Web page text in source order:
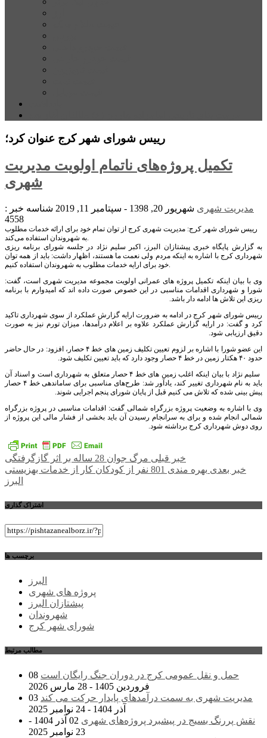
رییس شورای شهر کرج عنوان کرد؛
تکمیل پروژه‌های ناتمام اولویت مدیریت
شهری
مدیریت شهری شهریور 20, 1398 - سپتامبر 11, 2019
شناسه خبر :
4558
رییس شورای شهر کرج: مدیریت شهری کرج از توان تمام خود برای ارائه خدمات مطلوب
به شهروندان استفاده می‌کند.
به گزارش پایگاه خبری پیشتازان البرز، اکبر سلیم نژاد در جلسه شورای برنامه ریزی
شهرداری کرج با اشاره به اینکه مردم ولی نعمت ما هستند، اظهار داشت: باید از همه توان
خود برای ارایه خدمات مطلوب به شهروندان استفاده کنیم.
وی با بیان اینکه تکمیل پروژه های عمرانی اولویت مجموعه مدیریت شهری است، گفت:
شورا و شهرداری اقدامات مناسبی در این خصوص صورت داده اند که امیدوارم با برنامه
ریزی این تلاش ها ادامه دار باشد.
رییس شورای شهر کرج در ادامه به ضرورت ارایه گزارش عملکرد از سوی شهرداری تاکید
کرد و گفت: در ارایه گزارش عملکرد علاوه بر اعلام درآمدها، میزان تورم نیز به صورت
دقیق ارزیابی شود.
این عضو شورا با اشاره بر لزوم تعیین تکلیف زمین های خط ۴ حصار، افزود: در حال حاضر
حدود ۴۰ هکتار زمین در خط ۴ حصار وجود دارد که باید تعیین تکلیف شود.
سلیم نژاد با بیان اینکه اغلب زمین های خط ۴ حصار متعلق به شهرداری است و اسناد آن
باید به نام شهرداری تغییر کند، یادآور شد: طرح‌های مناسبی برای ساماندهی خط ۴ حصار
پیش بینی شده که تلاش می کنیم قبل از پایان شورای پنجم اجرایی شوند.
وی با اشاره به وضعیت پروژه بزرگراه شمالی گفت: اقدامات مناسبی در پروژه بزرگراه
شمالی انجام شده و برای به سرانجام رسیدن آن باید بخشی از فشار مالی این پروژه از
روی دوش شهرداری کرج برداشته شود.
راهبری
نوشته
خبر قبلی مرگ جوان 28 ساله بر اثر گازگرفتگی
خبر بعدی
بهره مندی 801 نفر از کودکان کار از خدمات بهزیستی
البرز
اشتراک گذاری
برچسب ها
البرز
پروژه های شهری
پیشتازان البرز
شهروندان
شورای شهر کرج
مطالب مرتبط
حمل و نقل عمومی کرج در دوران جنگ رایگان است 08
فروردین 1405 - 28 مارس 2026
مدیریت شهری به سمت درآمدهای پایدار حرکت می کند 03
آذر 1404 - 24 نوامبر 2025
نقش پررنگ بسیج در پیشبرد پروژه‌های شهری
02 آذر 1404 -
23 نوامبر 2025